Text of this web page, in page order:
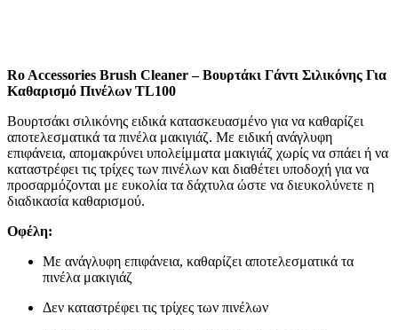
Ro Accessories Brush Cleaner – Βουρτάκι Γάντι Σιλικόνης Για
Καθαρισμό Πινέλων TL100
Βουρτσάκι σιλικόνης ειδικά κατασκευασμένο για να καθαρίζει
αποτελεσματικά τα πινέλα μακιγιάζ. Με ειδική ανάγλυφη
επιφάνεια, απομακρύνει υπολείμματα μακιγιάζ χωρίς να σπάει ή να
καταστρέφει τις τρίχες των πινέλων και διαθέτει υποδοχή για να
προσαρμόζονται με ευκολία τα δάχτυλα ώστε να διευκολύνετε η
διαδικασία καθαρισμού.
Οφέλη:
Με ανάγλυφη επιφάνεια, καθαρίζει αποτελεσματικά τα
πινέλα μακιγιάζ
Δεν καταστρέφει τις τρίχες των πινέλων